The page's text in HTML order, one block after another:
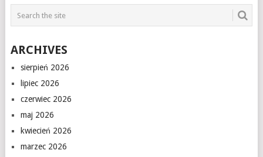
ARCHIVES
sierpień 2026
lipiec 2026
czerwiec 2026
maj 2026
kwiecień 2026
marzec 2026